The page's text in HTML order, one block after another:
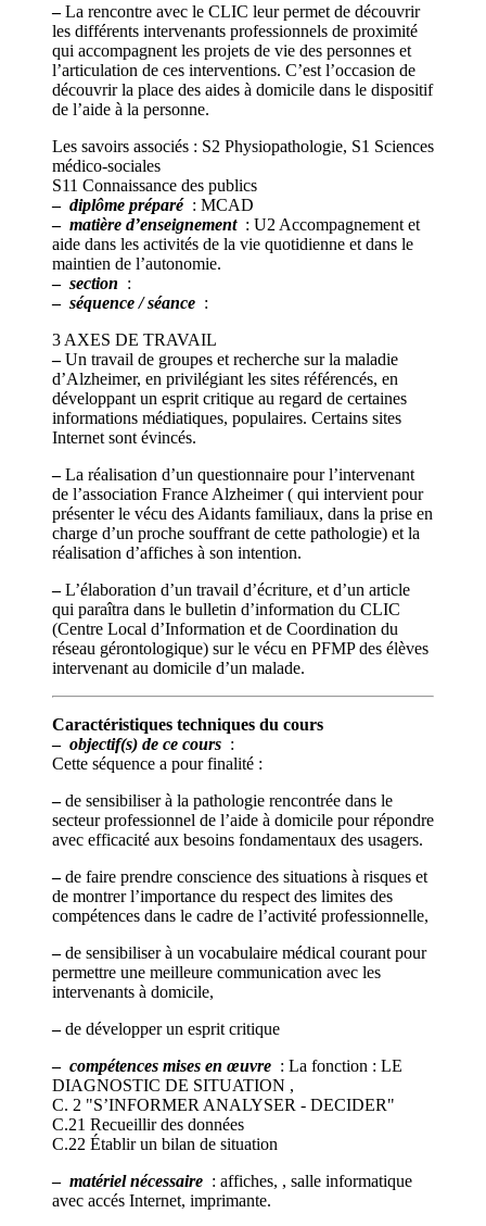
–La rencontre avec le CLIC leur permet de découvrir
les différents intervenants professionnels de proximité
qui accompagnent les projets de vie des personnes et
l’articulation de ces interventions. C’est l’occasion de
découvrir la place des aides à domicile dans le dispositif
de l’aide à la personne.
Les savoirs associés : S2 Physiopathologie, S1 Sciences
médico-sociales
S11 Connaissance des publics
– diplôme préparé : MCAD
– matière d’enseignement : U2 Accompagnement et
aide dans les activités de la vie quotidienne et dans le
maintien de l’autonomie.
– section :
– séquence / séance :
3 AXES DE TRAVAIL
–Un travail de groupes et recherche sur la maladie
d’Alzheimer, en privilégiant les sites référencés, en
développant un esprit critique au regard de certaines
informations médiatiques, populaires. Certains sites
Internet sont évincés.
–La réalisation d’un questionnaire pour l’intervenant
de l’association France Alzheimer ( qui intervient pour
présenter le vécu des Aidants familiaux, dans la prise en
charge d’un proche souffrant de cette pathologie) et la
réalisation d’affiches à son intention.
–L’élaboration d’un travail d’écriture, et d’un article
qui paraîtra dans le bulletin d’information du CLIC
(Centre Local d’Information et de Coordination du
réseau gérontologique) sur le vécu en PFMP des élèves
intervenant au domicile d’un malade.
Caractéristiques techniques du cours
– objectif(s) de ce cours :
Cette séquence a pour finalité :
–de sensibiliser à la pathologie rencontrée dans le
secteur professionnel de l’aide à domicile pour répondre
avec efficacité aux besoins fondamentaux des usagers.
–de faire prendre conscience des situations à risques et
de montrer l’importance du respect des limites des
compétences dans le cadre de l’activité professionnelle,
–de sensibiliser à un vocabulaire médical courant pour
permettre une meilleure communication avec les
intervenants à domicile,
–de développer un esprit critique
– compétences mises en œuvre : La fonction : LE
DIAGNOSTIC DE SITUATION ,
C. 2 "S’INFORMER ANALYSER - DECIDER"
C.21 Recueillir des données
C.22 Établir un bilan de situation
– matériel nécessaire : affiches, , salle informatique
avec accés Internet, imprimante.